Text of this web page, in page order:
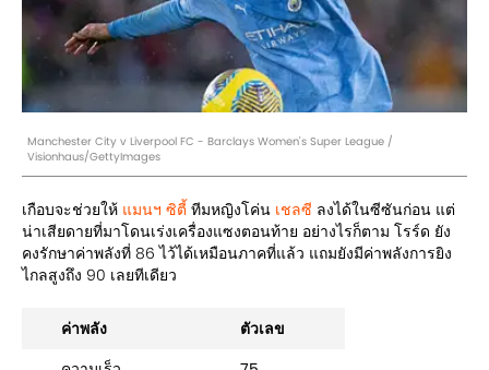
Manchester City v Liverpool FC - Barclays Women's Super League /
Visionhaus/GettyImages
เกือบจะช่วยให้ แมนฯ ซิตี้ ทีมหญิงโค่น เชลซี ลงได้ในซีซันก่อน แต่
น่าเสียดายที่มาโดนเร่งเครื่องแซงตอนท้าย อย่างไรก็ตาม โรร์ด ยัง
คงรักษาค่าพลังที่ 86 ไว้ได้เหมือนภาคที่แล้ว แถมยังมีค่าพลังการยิง
ไกลสูงถึง 90 เลยทีเดียว
ค่าพลัง
ตัวเลข